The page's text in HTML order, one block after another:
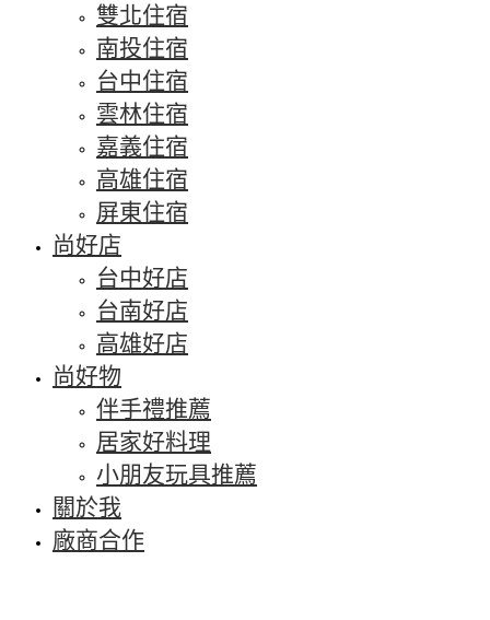
雙北住宿
南投住宿
台中住宿
雲林住宿
嘉義住宿
高雄住宿
屏東住宿
尚好店
台中好店
台南好店
高雄好店
尚好物
伴手禮推薦
居家好料理
小朋友玩具推薦
關於我
廠商合作